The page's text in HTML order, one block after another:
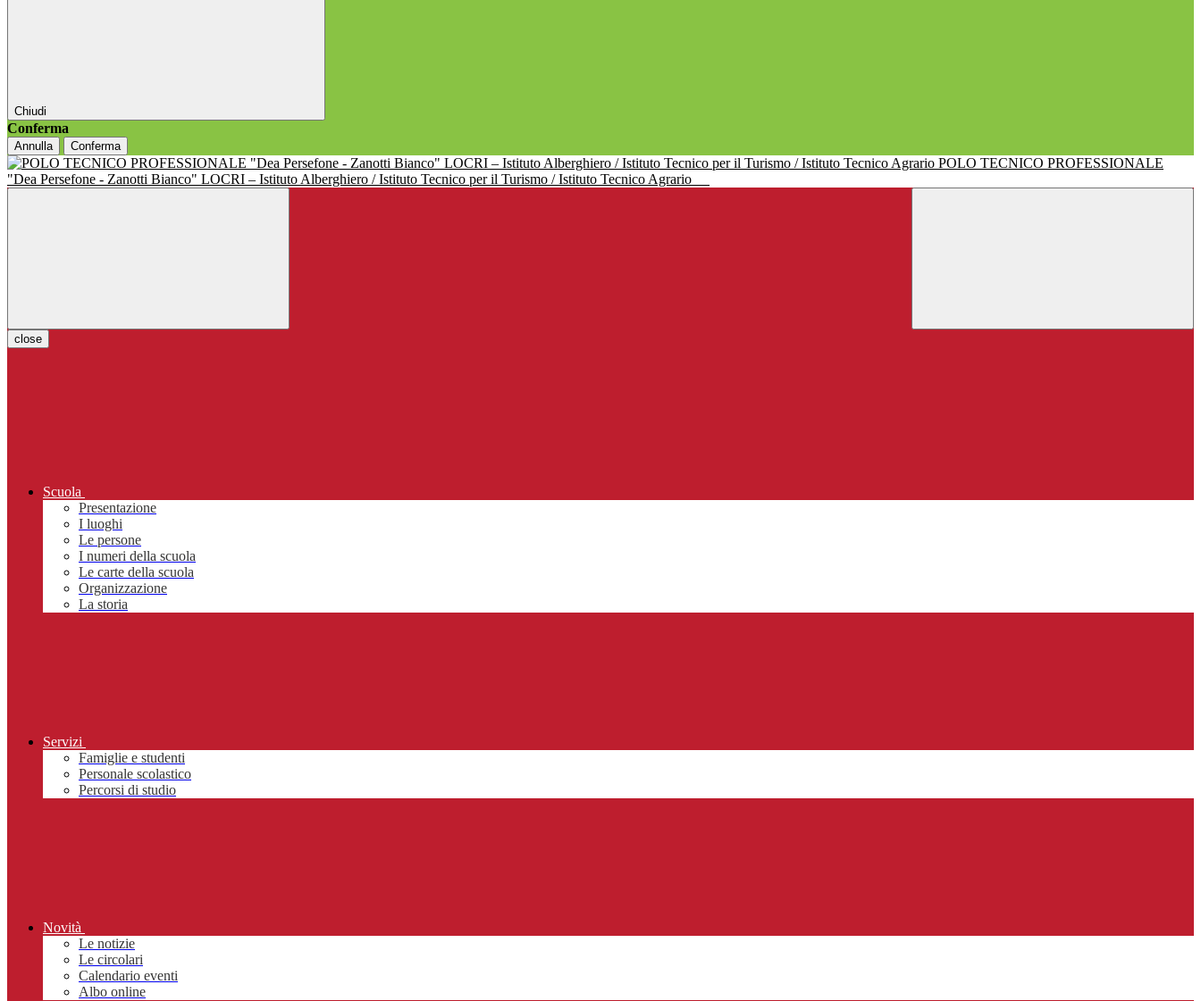
Chiudi
Conferma
Annulla Conferma
POLO TECNICO PROFESSIONALE
"Dea Persefone - Zanotti Bianco" LOCRI – Istituto Alberghiero / Istituto Tecnico per il Turismo / Istituto Tecnico Agrario
close
Scuola
Presentazione
I luoghi
Le persone
I numeri della scuola
Le carte della scuola
Organizzazione
La storia
Servizi
Famiglie e studenti
Personale scolastico
Percorsi di studio
Novità
Le notizie
Le circolari
Calendario eventi
Albo online